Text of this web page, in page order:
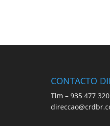
CONTACTO
Tlm – 935 477 320